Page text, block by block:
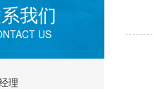
我们
US
理